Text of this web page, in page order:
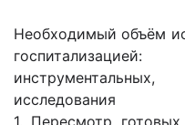
Необходимый объём
исследования
1. Пересмотр